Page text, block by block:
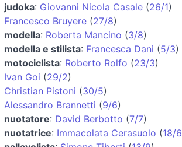
judoka: Giovanni Nicola Casale (26/1)
Francesco Bruyere (27/8)
modella: Roberta Mancino (3/8)
modella e stilista: Francesca Dani (5/3)
motociclista: Roberto Rolfo (23/3)
Ivan Goi (29/2)
Christian Pistoni (30/5)
Alessandro Brannetti (9/6)
nuotatore: David Berbotto (7/7)
nuotatrice: Immacolata Cerasuolo (18/6